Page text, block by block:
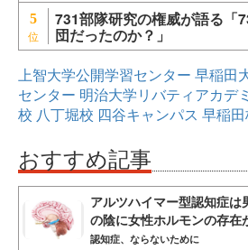
5 731部隊研究の権威が語る「
団だったのか？」
上智大学公開学習センター 早稲田
センター 明治大学リバティアカデ
校 八丁堀校 四谷キャンパス 早稲
おすすめ記事
アルツハイマー型認知症
の陰に女性ホルモンの存在
認知症、ならないために